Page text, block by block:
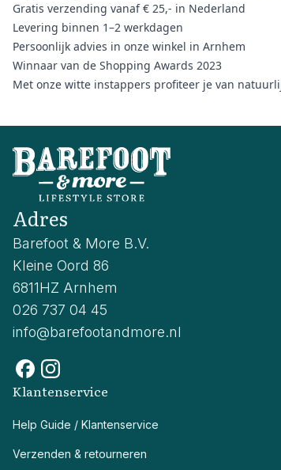
Gratis verzending vanaf € 25,- in Nederland
Levering binnen 1–2 werkdagen
Persoonlijk advies in onze winkel in Arnhem
Winnaar van de Shopping Awards 2023
Met onze witte instappers profiteer je van
Adres
Barefoot & More B.V.
Kleine Oord 86
6811HZ Arnhem
026 737 04 45
info@barefootandmore.nl
Klantenservice
Help Guide / Klantenservice
Verzenden & retourneren